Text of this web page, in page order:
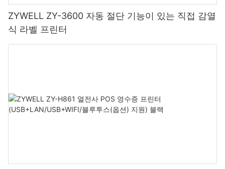
ZYWELL ZY-3600 자동 절단 기능이 있는 직접 감열
식 라벨 프린터